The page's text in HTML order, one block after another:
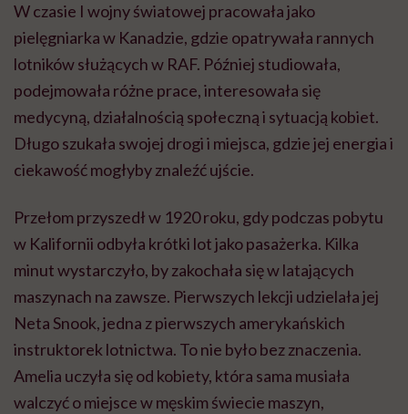
W czasie I wojny światowej pracowała jako
pielęgniarka w Kanadzie, gdzie opatrywała rannych
lotników służących w RAF. Później studiowała,
podejmowała różne prace, interesowała się
medycyną, działalnością społeczną i sytuacją kobiet.
Długo szukała swojej drogi i miejsca, gdzie jej energia i
ciekawość mogłyby znaleźć ujście.
Przełom przyszedł w 1920 roku, gdy podczas pobytu
w Kalifornii odbyła krótki lot jako pasażerka. Kilka
minut wystarczyło, by zakochała się w latających
maszynach na zawsze. Pierwszych lekcji udzielała jej
Neta Snook, jedna z pierwszych amerykańskich
instruktorek lotnictwa. To nie było bez znaczenia.
Amelia uczyła się od kobiety, która sama musiała
walczyć o miejsce w męskim świecie maszyn,